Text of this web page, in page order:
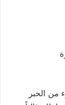
من الحبر